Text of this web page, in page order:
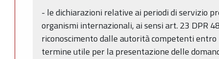
- le dichiarazioni relative ai periodi di servizio
organismi internazionali, ai sensi art. 23 DPR
riconoscimento dalle autorità competenti entro
termine utile per la presentazione delle